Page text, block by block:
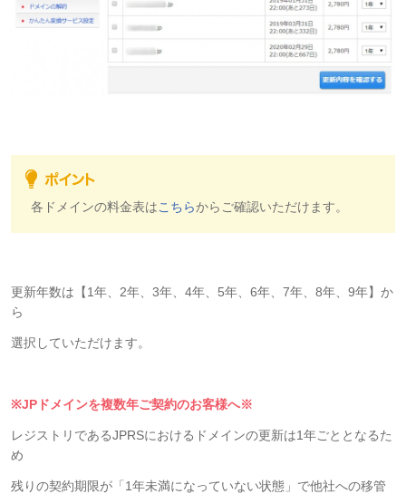
各ドメインの料金表はこちらからご確認いただけます。
更新年数は【1年、2年、3年、4年、5年、6年、7年、8年、9年】か
ら
選択していただけます。
※JPドメインを複数年ご契約のお客様へ※
レジストリであるJPRSにおけるドメインの更新は1年ごととなるた
め
残りの契約期限が「1年未満になっていない状態」で他社への移管